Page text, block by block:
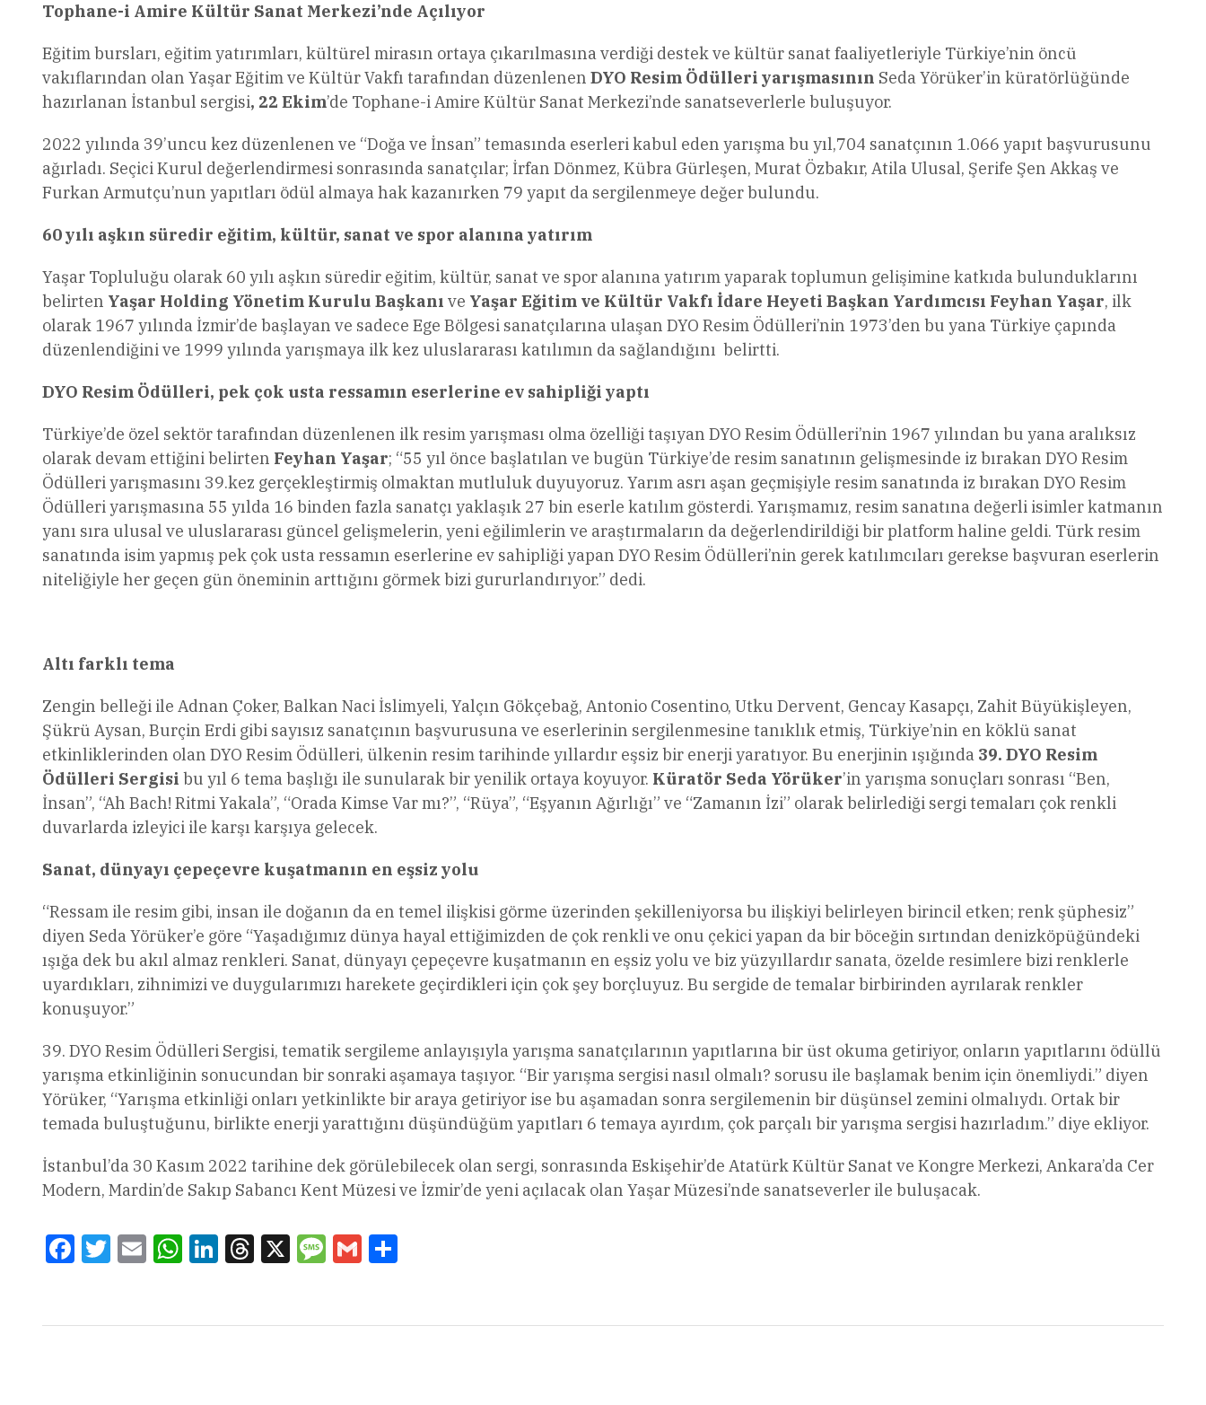
Tophane-i Amire Kültür Sanat Merkezi’nde Açılıyor
Eğitim bursları, eğitim yatırımları, kültürel mirasın ortaya çıkarılmasına verdiği destek ve kültür sanat faaliyetleriyle Türkiye’nin öncü
vakıflarından olan Yaşar Eğitim ve Kültür Vakfı tarafından düzenlenen DYO Resim Ödülleri yarışmasının Seda Yörüker’in küratörlüğünde
hazırlanan İstanbul sergisi, 22 Ekim’de Tophane-i Amire Kültür Sanat Merkezi’nde sanatseverlerle buluşuyor.
2022 yılında 39’uncu kez düzenlenen ve “Doğa ve İnsan” temasında eserleri kabul eden yarışma bu yıl,704 sanatçının 1.066 yapıt başvurusunu
ağırladı. Seçici Kurul değerlendirmesi sonrasında sanatçılar; İrfan Dönmez, Kübra Gürleşen, Murat Özbakır, Atila Ulusal, Şerife Şen Akkaş ve
Furkan Armutçu’nun yapıtları ödül almaya hak kazanırken 79 yapıt da sergilenmeye değer bulundu.
60 yılı aşkın süredir eğitim, kültür, sanat ve spor alanına yatırım
Yaşar Topluluğu olarak 60 yılı aşkın süredir eğitim, kültür, sanat ve spor alanına yatırım yaparak toplumun gelişimine katkıda bulunduklarını
belirten Yaşar Holding Yönetim Kurulu Başkanı ve Yaşar Eğitim ve Kültür Vakfı İdare Heyeti Başkan Yardımcısı Feyhan Yaşar, ilk
olarak 1967 yılında İzmir’de başlayan ve sadece Ege Bölgesi sanatçılarına ulaşan DYO Resim Ödülleri’nin 1973’den bu yana Türkiye çapında
düzenlendiğini ve 1999 yılında yarışmaya ilk kez uluslararası katılımın da sağlandığını belirtti.
DYO Resim Ödülleri, pek çok usta ressamın eserlerine ev sahipliği yaptı
Türkiye’de özel sektör tarafından düzenlenen ilk resim yarışması olma özelliği taşıyan DYO Resim Ödülleri’nin 1967 yılından bu yana aralıksız
olarak devam ettiğini belirten Feyhan Yaşar; “55 yıl önce başlatılan ve bugün Türkiye’de resim sanatının gelişmesinde iz bırakan DYO Resim
Ödülleri yarışmasını 39.kez gerçekleştirmiş olmaktan mutluluk duyuyoruz. Yarım asrı aşan geçmişiyle resim sanatında iz bırakan DYO Resim
Ödülleri yarışmasına 55 yılda 16 binden fazla sanatçı yaklaşık 27 bin eserle katılım gösterdi. Yarışmamız, resim sanatına değerli isimler katmanın
yanı sıra ulusal ve uluslararası güncel gelişmelerin, yeni eğilimlerin ve araştırmaların da değerlendirildiği bir platform haline geldi. Türk resim
sanatında isim yapmış pek çok usta ressamın eserlerine ev sahipliği yapan DYO Resim Ödülleri’nin gerek katılımcıları gerekse başvuran eserlerin
niteliğiyle her geçen gün öneminin arttığını görmek bizi gururlandırıyor.” dedi.
Altı farklı tema
Zengin belleği ile Adnan Çoker, Balkan Naci İslimyeli, Yalçın Gökçebağ, Antonio Cosentino, Utku Dervent, Gencay Kasapçı, Zahit Büyükişleyen,
Şükrü Aysan, Burçin Erdi gibi sayısız sanatçının başvurusuna ve eserlerinin sergilenmesine tanıklık etmiş, Türkiye’nin en köklü sanat
etkinliklerinden olan DYO Resim Ödülleri, ülkenin resim tarihinde yıllardır eşsiz bir enerji yaratıyor. Bu enerjinin ışığında 39. DYO Resim
Ödülleri Sergisi bu yıl 6 tema başlığı ile sunularak bir yenilik ortaya koyuyor. Küratör Seda Yörüker’in yarışma sonuçları sonrası “Ben,
İnsan”, “Ah Bach! Ritmi Yakala”, “Orada Kimse Var mı?”, “Rüya”, “Eşyanın Ağırlığı” ve “Zamanın İzi” olarak belirlediği sergi temaları çok renkli
duvarlarda izleyici ile karşı karşıya gelecek.
Sanat, dünyayı çepeçevre kuşatmanın en eşsiz yolu
“Ressam ile resim gibi, insan ile doğanın da en temel ilişkisi görme üzerinden şekilleniyorsa bu ilişkiyi belirleyen birincil etken; renk şüphesiz”
diyen Seda Yörüker’e göre “Yaşadığımız dünya hayal ettiğimizden de çok renkli ve onu çekici yapan da bir böceğin sırtından denizköpüğündeki
ışığa dek bu akıl almaz renkleri. Sanat, dünyayı çepeçevre kuşatmanın en eşsiz yolu ve biz yüzyıllardır sanata, özelde resimlere bizi renklerle
uyardıkları, zihnimizi ve duygularımızı harekete geçirdikleri için çok şey borçluyuz. Bu sergide de temalar birbirinden ayrılarak renkler
konuşuyor.”
DYO Resim Ödülleri Sergisi, tematik sergileme anlayışıyla yarışma sanatçılarının yapıtlarına bir üst okuma getiriyor, onların yapıtlarını ödüllü
yarışma etkinliğinin sonucundan bir sonraki aşamaya taşıyor. “Bir yarışma sergisi nasıl olmalı? sorusu ile başlamak benim için önemliydi.” diyen
Yörüker, “Yarışma etkinliği onları yetkinlikte bir araya getiriyor ise bu aşamadan sonra sergilemenin bir düşünsel zemini olmalıydı. Ortak bir
temada buluştuğunu, birlikte enerji yarattığını düşündüğüm yapıtları 6 temaya ayırdım, çok parçalı bir yarışma sergisi hazırladım.” diye ekliyor.
İstanbul’da 30 Kasım 2022 tarihine dek görülebilecek olan sergi, sonrasında Eskişehir’de Atatürk Kültür Sanat ve Kongre Merkezi, Ankara’da Cer
Modern, Mardin’de Sakıp Sabancı Kent Müzesi ve İzmir’de yeni açılacak olan Yaşar Müzesi’nde sanatseverler ile buluşacak.
FacebookTwitterEmail WhatsAppLinkedInThreads
X Message
Gmail